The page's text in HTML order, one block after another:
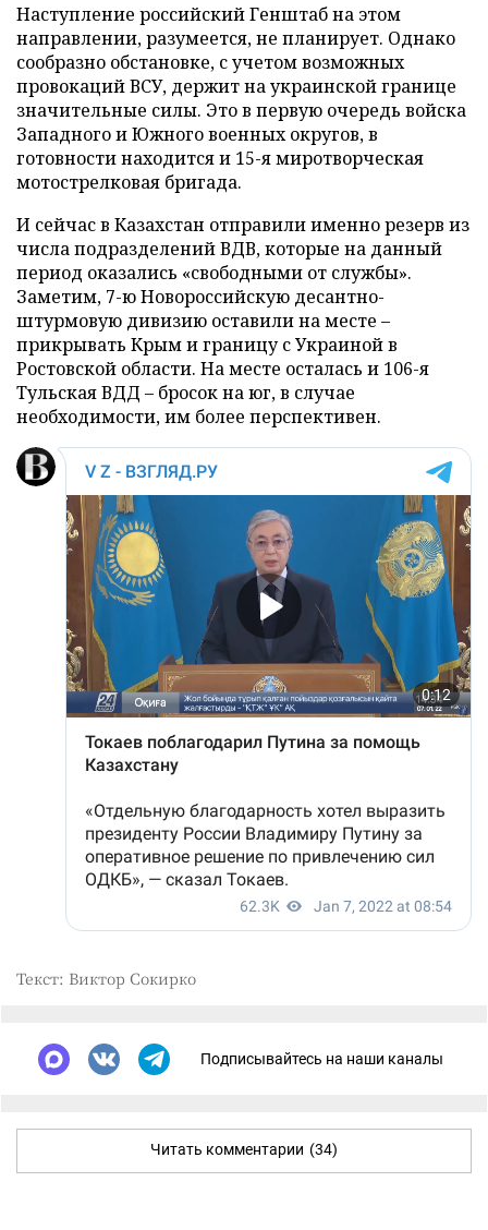
Наступление российский Генштаб на этом
направлении, разумеется, не планирует. Однако
сообразно обстановке, с учетом возможных
провокаций ВСУ, держит на украинской границе
значительные силы. Это в первую очередь войска
Западного и Южного военных округов, в
готовности находится и 15-я миротворческая
мотострелковая бригада.
И сейчас в Казахстан отправили именно резерв из
числа подразделений ВДВ, которые на данный
период оказались «свободными от службы».
Заметим, 7-ю Новороссийскую десантно-
штурмовую дивизию оставили на месте –
прикрывать Крым и границу с Украиной в
Ростовской области. На месте осталась и 106-я
Тульская ВДД – бросок на юг, в случае
необходимости, им более перспективен.
Текст: Виктор Сокирко
Подписывайтесь на наши каналы
Читать комментарии (34)